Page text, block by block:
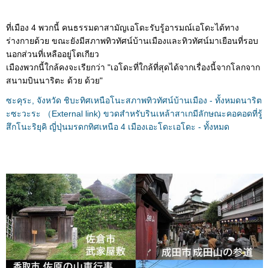
ที่เมือง 4 พวกนี้ คนธรรมดาสามัญเอโดะรับรู้อารมณ์เอโดะได้ทาง
ร่างกายด้วย ขณะยังมีสภาพทิวทัศน์บ้านเมืองและทิวทัศน์มาเยือนที่รอบ
นอกส่วนที่เหลืออยู่โตเกียว
เมืองพวกนี้ใกล้คงจะเรียกว่า "เอโดะที่ใกล้ที่สุดได้จากเรื่องนี้จากโลกจาก
สนามบินนาริตะ ด้วย ด้วย"
ซะคุระ, จังหวัด ชิบะทิศเหนือโนะสภาพทิวทัศน์บ้านเมือง - ทั้งหมดนาริต
ะซะวะระ （External link) ขวดสำหรับรินเหล้าสาเกมีลักษณะคอคอดที่รู้
สึกโนะริยุคิ ญี่ปุ่นมรดกทิศเหนือ 4 เมืองเอะโดะเอโดะ - ทั้งหมด